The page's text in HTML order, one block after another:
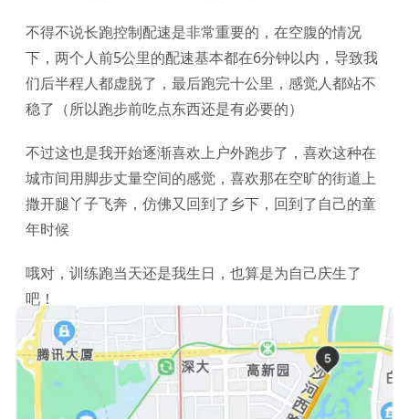
不得不说长跑控制配速是非常重要的，在空腹的情况
下，两个人前5公里的配速基本都在6分钟以内，导致我
们后半程人都虚脱了，最后跑完十公里，感觉人都站不
稳了（所以跑步前吃点东西还是有必要的）
不过这也是我开始逐渐喜欢上户外跑步了，喜欢这种在
城市间用脚步丈量空间的感觉，喜欢那在空旷的街道上
撒开腿丫子飞奔，仿佛又回到了乡下，回到了自己的童
年时候
哦对，训练跑当天还是我生日，也算是为自己庆生了
吧！